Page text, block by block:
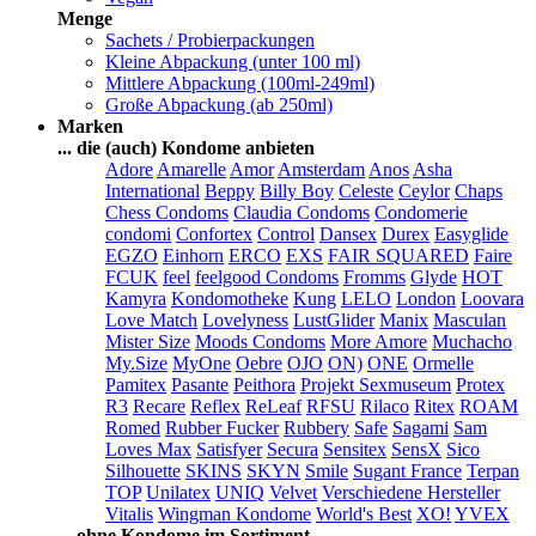
Menge
Sachets / Probierpackungen
Kleine Abpackung (unter 100 ml)
Mittlere Abpackung (100ml-249ml)
Große Abpackung (ab 250ml)
Marken
... die (auch) Kondome anbieten
Adore Amarelle Amor Amsterdam Anos Asha
International Beppy Billy Boy Celeste Ceylor Chaps
Chess Condoms Claudia Condoms Condomerie
condomi Confortex Control Dansex Durex Easyglide
EGZO Einhorn ERCO EXS FAIR SQUARED Faire
FCUK feel feelgood Condoms Fromms Glyde HOT
Kamyra Kondomotheke Kung LELO London Loovara
Love Match Lovelyness LustGlider Manix Masculan
Mister Size Moods Condoms More Amore Muchacho
My.Size MyOne Oebre OJO ON) ONE Ormelle
Pamitex Pasante Peithora Projekt Sexmuseum Protex
R3 Recare Reflex ReLeaf RFSU Rilaco Ritex ROAM
Romed Rubber Fucker Rubbery Safe Sagami Sam
Loves Max Satisfyer Secura Sensitex SensX Sico
Silhouette SKINS SKYN Smile Sugant France Terpan
TOP Unilatex UNIQ Velvet Verschiedene Hersteller
Vitalis Wingman Kondome World's Best XO! YVEX